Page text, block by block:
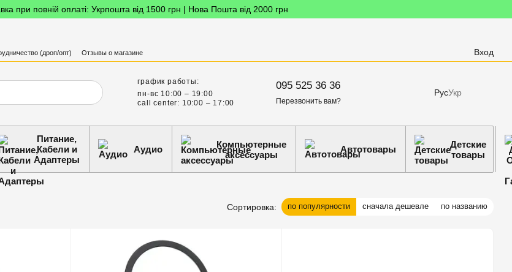
при повній оплаті: Укрпошта від 1500 грн | Нова Пошта від 2000 грн
(дроп/опт) Отзывы о магазине Вход
график работы:
пн-вс 10:00 – 19:00
call center: 10:00 – 17:00
095 525 36 36
Перезвонить вам?
РусУкр
Питание,
Кабели и
Адаптеры
Аудио
Компьютерные
аксессуары
Автотовары
Детские
товары
Сортировка: по популярности сначала дешевле по названию